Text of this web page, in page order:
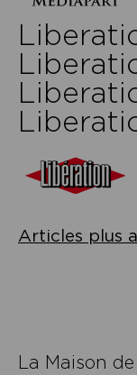
Articles plus
La Maison